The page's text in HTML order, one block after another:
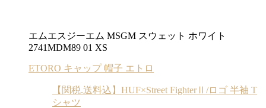
エムエスジーエム MSGM スウェット ホワイト
2741MDM89 01 XS
ETORO キャップ 帽子 エトロ
【関税.送料込】HUF×Street FighterⅡ/ロゴ 半袖 T
シャツ